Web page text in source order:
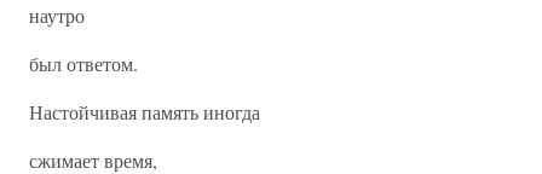
наутро
был ответом.
Настойчивая память иногда
сжимает время,